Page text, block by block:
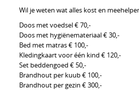
Wil je weten wat alles kost en
Doos met voedsel € 70,-
Doos met hygiënemateriaal € 30,-
Bed met matras € 100,-
Kledingkaart voor één kind € 120,-
Set beddengoed € 50,-
Brandhout per kuub € 100,-
Brandhout per gezin € 300,-